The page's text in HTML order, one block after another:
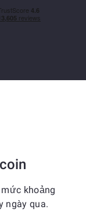
khoảng
ngày qua.